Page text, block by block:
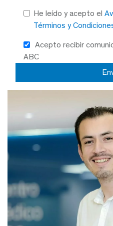
He leído y acepto el
Términos y
Acepto recibir
ABC